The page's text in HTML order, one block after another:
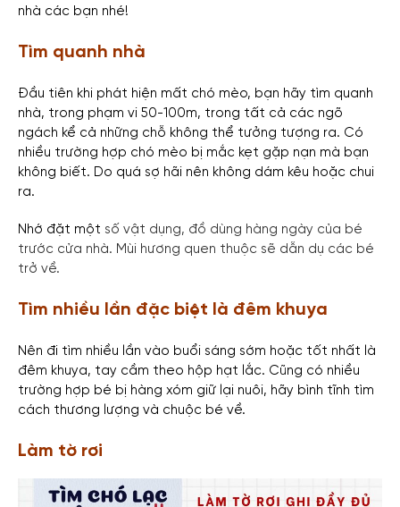
nhà các bạn nhé!
Tìm quanh nhà
Đầu tiên khi phát hiện mất chó mèo, bạn hãy tìm quanh
nhà, trong phạm vi 50-100m, trong tất cả các ngõ
ngách kể cả những chỗ không thể tưởng tượng ra. Có
nhiều trường hợp chó mèo bị mắc kẹt gặp nạn mà bạn
không biết. Do quá sợ hãi nên không dám kêu hoặc chui
ra.
Nhớ đặt một số vật dụng, đồ dùng hàng ngày của bé
trước cửa nhà. Mùi hương quen thuộc sẽ dẫn dụ các bé
trở về.
Tìm nhiều lần đặc biệt là đêm khuya
Nên đi tìm nhiều lần vào buổi sáng sớm hoặc tốt nhất là
đêm khuya, tay cầm theo hộp hạt lắc. Cũng có nhiều
trường hợp bé bị hàng xóm giữ lại nuôi, hãy bình tĩnh tìm
cách thương lượng và chuộc bé về.
Làm tờ rơi